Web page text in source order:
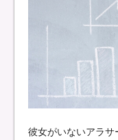
彼女がいないアラサ